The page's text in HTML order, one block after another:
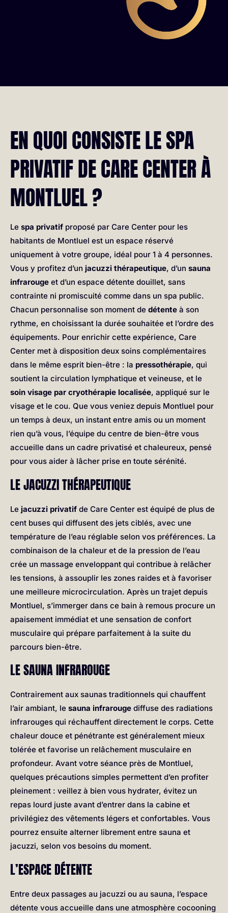
EN QUOI CONSISTE LE SPA
PRIVATIF DE CARE CENTER À
MONTLUEL ?
Le spa privatif proposé par Care Center pour les
habitants de Montluel est un espace réservé
uniquement à votre groupe, idéal pour 1 à 4 personnes.
Vous y profitez d’un jacuzzi thérapeutique, d’un sauna
infrarouge et d’un espace détente douillet, sans
contrainte ni promiscuité comme dans un spa public.
Chacun personnalise son moment de détente à son
rythme, en choisissant la durée souhaitée et l’ordre des
équipements. Pour enrichir cette expérience, Care
Center met à disposition deux soins complémentaires
dans le même esprit bien-être : la pressothérapie, qui
soutient la circulation lymphatique et veineuse, et le
soin visage par cryothérapie localisée, appliqué sur le
visage et le cou. Que vous veniez depuis Montluel pour
un temps à deux, un instant entre amis ou un moment
rien qu’à vous, l’équipe du centre de bien-être vous
accueille dans un cadre privatisé et chaleureux, pensé
pour vous aider à lâcher prise en toute sérénité.
LE JACUZZI THÉRAPEUTIQUE
Le jacuzzi privatif de Care Center est équipé de plus de
cent buses qui diffusent des jets ciblés, avec une
température de l’eau réglable selon vos préférences. La
combinaison de la chaleur et de la pression de l’eau
crée un massage enveloppant qui contribue à relâcher
les tensions, à assouplir les zones raides et à favoriser
une meilleure microcirculation. Après un trajet depuis
Montluel, s’immerger dans ce bain à remous procure un
apaisement immédiat et une sensation de confort
musculaire qui prépare parfaitement à la suite du
parcours bien-être.
LE SAUNA INFRAROUGE
Contrairement aux saunas traditionnels qui chauffent
l’air ambiant, le sauna infrarouge diffuse des radiations
infrarouges qui réchauffent directement le corps. Cette
chaleur douce et pénétrante est généralement mieux
tolérée et favorise un relâchement musculaire en
profondeur. Avant votre séance près de Montluel,
quelques précautions simples permettent d’en profiter
pleinement : veillez à bien vous hydrater, évitez un
repas lourd juste avant d’entrer dans la cabine et
privilégiez des vêtements légers et confortables. Vous
pourrez ensuite alterner librement entre sauna et
jacuzzi, selon vos besoins du moment.
L’ESPACE DÉTENTE
Entre deux passages au jacuzzi ou au sauna, l’espace
détente vous accueille dans une atmosphère cocooning